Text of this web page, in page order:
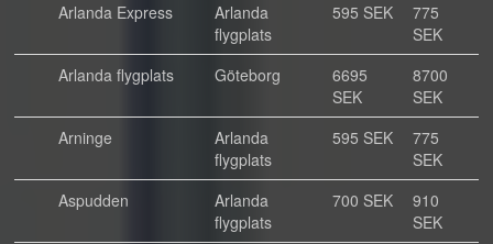
Arlanda Express
Arlanda
flygplats
595 SEK
775
SEK
Arlanda flygplats
Göteborg
6695
SEK
8700
SEK
Arninge
Arlanda
flygplats
595 SEK
775
SEK
Aspudden
Arlanda
flygplats
700 SEK
910
SEK